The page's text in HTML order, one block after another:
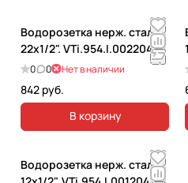
Водорозетка нерж. сталь
22х1/2". VTi.954.I.002204
0 0 Нет в наличии
842 руб.
В корзину
Водорозетка нерж. сталь